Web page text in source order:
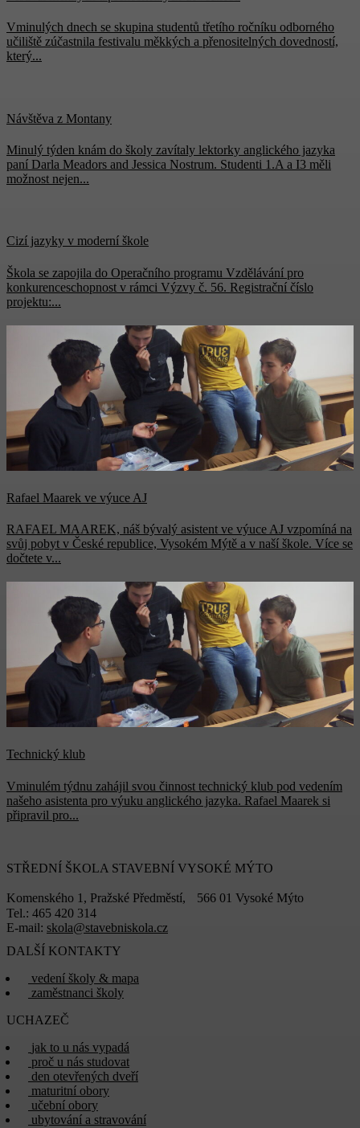
Vminulých dnech se skupina studentů třetího ročníku odborného
učiliště zúčastnila festivalu měkkých a přenositelných dovedností,
který...
Návštěva z Montany
Minulý týden knám do školy zavítaly lektorky anglického jazyka
paní Darla Meadors and Jessica Nostrum. Studenti 1.A a I3 měli
možnost nejen...
Cizí jazyky v moderní škole
Škola se zapojila do Operačního programu Vzdělávání pro
konkurenceschopnost v rámci Výzvy č. 56. Registrační číslo
projektu:...
Rafael Maarek ve výuce AJ
RAFAEL MAAREK, náš bývalý asistent ve výuce AJ vzpomíná na
svůj pobyt v České republice, Vysokém Mýtě a v naší škole. Více se
dočtete v...
Technický klub
Vminulém týdnu zahájil svou činnost technický klub pod vedením
našeho asistenta pro výuku anglického jazyka. Rafael Maarek si
připravil pro...
STŘEDNÍ ŠKOLA STAVEBNÍ VYSOKÉ MÝTO
Komenského 1, Pražské Předměstí, 566 01 Vysoké Mýto
Tel.: 465 420 314
E-mail: skola@stavebniskola.cz
DALŠÍ KONTAKTY
vedení školy & mapa
zaměstnanci školy
UCHAZEČ
jak to u nás vypadá
proč u nás studovat
den otevřených dveří
maturitní obory
učební obory
ubytování a stravování